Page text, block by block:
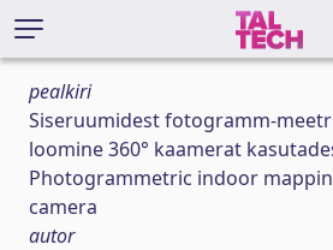
pealkiri
Siseruumidest fotogramm-
loomine 360° kaamerat
Photogrammetric indoor
camera
autor